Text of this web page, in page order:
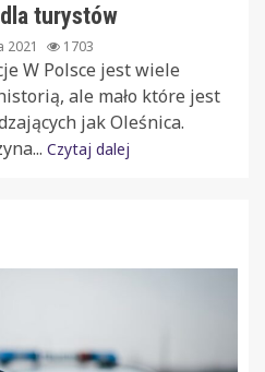
turystów
2021 1703
W Polsce jest wiele
ale mało które jest
jak Oleśnica.
Czytaj dalej